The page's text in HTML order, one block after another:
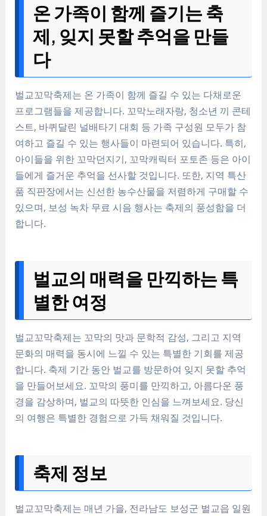
온 가족이 함께 즐기는 축
제, 잊지 못할 추억을 만들
다
벌교꼬막축제는 온 가족이 함께 즐길 수 있는 다채로운
프로그램들을 제공합니다. 꼬막노래자랑, 청소년 끼 콘테
스트, 바퀴달린 널배타기 대회 등 가족 구성원 모두가 참
여하고 즐길 수 있는 행사들이 마련되어 있습니다. 특히,
아이들을 위한 꼬막던지기, 꼬막캐릭터 포토존 등은 아이
들에게 즐거운 추억을 선사할 것입니다. 또한, 지역 특산
품 직판장에서는 신선한 농수산물을 저렴하게 구매할 수
있으며, 보성 녹차 무료 시음 행사는 축제의 풍성함을 더
합니다.
벌교의 매력을 만끽하는 특
별한 여정
벌교꼬막축제는 꼬막의 맛과 문학적 감성, 그리고 지역
문화의 매력을 동시에 느낄 수 있는 특별한 기회를 제공
합니다. 축제 기간 동안 벌교를 방문하여 잊지 못할 추억
을 만들어보세요. 꼬막의 풍미를 만끽하고, 아름다운 풍
경을 감상하며, 벌교의 따뜻한 인심을 느껴보세요. 당신
의 여행은 특별한 경험으로 가득 채워질 것입니다.
축제 정보
벌교꼬막축제는 매년 가을, 전라남도 보성군 벌교읍 일원